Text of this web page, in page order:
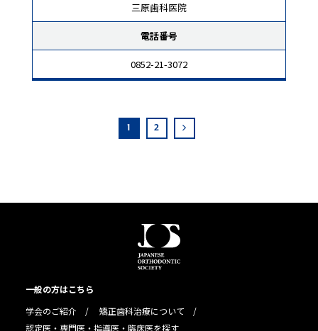
三原歯科医院
電話番号
0852-21-3072
1 2
一般の方はこちら
学会のご紹介
矯正歯科治療について
認定医・専門医・指導医・臨床医を探す